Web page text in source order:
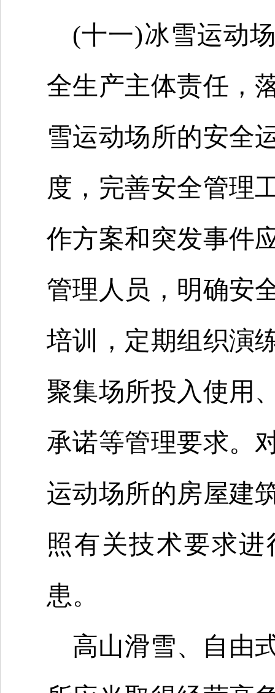
(十一)冰雪运动
全生产主体责任，
雪运动场所的安全
度，完善安全管理
作方案和突发事件
管理人员，明确安
培训，定期组织演
聚集场所投入使用
承诺等管理要求。
运动场所的房屋建
照有关技术要求
患。
高山滑雪、自由